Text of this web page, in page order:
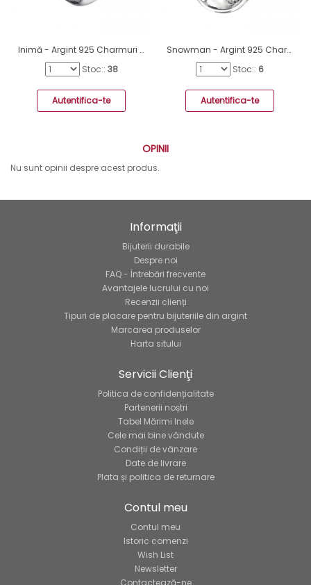
Inimă - Argint 925 Charmuri argint fără pietre A4S5742
Stoc:: 38
Autentifica-te
Snowman - Argint 925 Charmuri argint fără pietre A4S2857
Stoc:: 6
Autentifica-te
OPINII
Nu sunt opinii despre acest produs.
Informaţii
Bijuterii durabile
Despre noi
FAQ - Întrebări frecvente
Avantajele lucrului cu noi
Recenzii clienți
Tipuri de placare pentru bijuteriile din argint
Marcarea produselor
Harta sitului
Servicii Clienţi
Politica de confidențialitate
Partenerii noștri
Tabel Mărimi Inele
Cele mai bine vândute
Condiții de vânzare
Date de livrare
Plata și politica de returnare
Contul meu
Contul meu
Istoric comenzi
Wish List
Newsletter
Contactează-ne